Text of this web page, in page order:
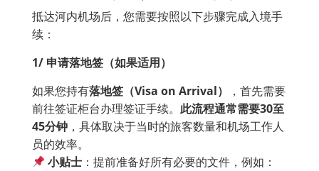
抵达河内机场后，您需要按照以下步骤完成入境手
续：
1️/ 申请落地签（如果适用）
如果您持有落地签（Visa on Arrival）
，首先需要
前往签证柜台办理签证手续。 此流程通常需要30至
45分钟 ，具体取决于当时的旅客数量和机场工作人
员的效率。
小贴士 ：提前准备好所有必要的文件，例如：